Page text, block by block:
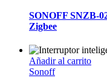
SONOFF SNZB-
Zigbee
Añadir al carrito
Sonoff